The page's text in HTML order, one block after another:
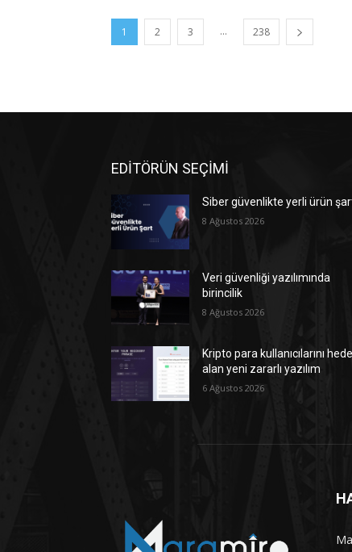
1 2 3 ... 238
EDİTÖRÜN SEÇİMİ
Siber güvenlikte yerli ürün
8 Ağustos 2026
Veri güvenliği yazılımında
birincilik
8 Ağustos 2026
Kripto para kullanıcılarını
alan yeni zararlı yazılım
6 Ağustos 2026